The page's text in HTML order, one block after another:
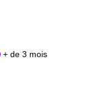
+ de 3 mois